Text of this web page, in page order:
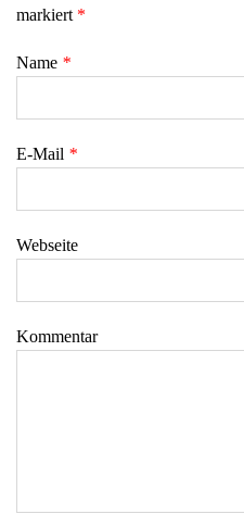
markiert *
Name *
E-Mail *
Webseite
Kommentar